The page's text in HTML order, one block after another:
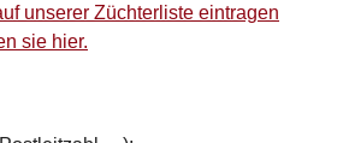
unserer Züchterliste eintragen
sie hier.